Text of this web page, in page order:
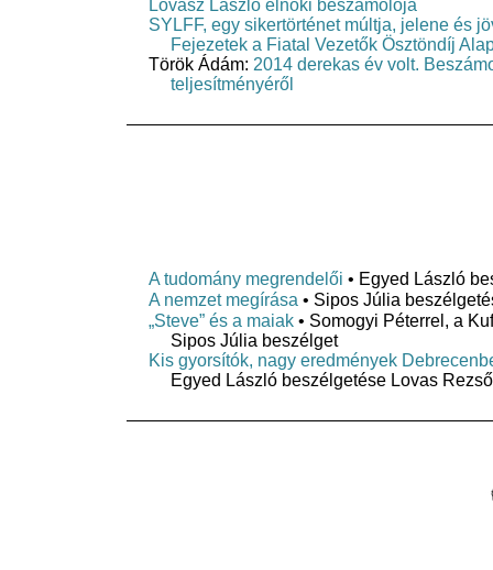
Lovász László elnöki beszámolója
SYLFF, egy sikertörténet múltja, jelene és
Fejezetek a Fiatal Vezetők Ösztöndíj
Török Ádám: 2014 derekas év volt.
teljesítményéről
A tudomány megrendelői • Egyed László
A nemzet megírása • Sipos Júlia
„Steve” és a maiak • Somogyi Péterrel, a
Sipos Júlia beszélget
Kis gyorsítók, nagy eredmények
Egyed László beszélgetése Lovas